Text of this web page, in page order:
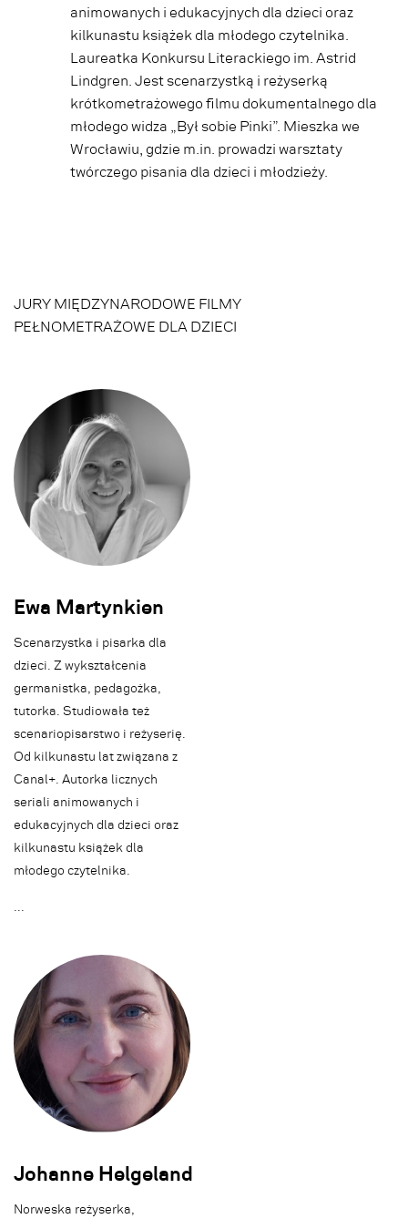
animowanych i edukacyjnych dla dzieci oraz
kilkunastu książek dla młodego czytelnika.
Laureatka Konkursu Literackiego im. Astrid
Lindgren. Jest scenarzystką i reżyserką
krótkometrażowego filmu dokumentalnego dla
młodego widza „Był sobie Pinki”. Mieszka we
Wrocławiu, gdzie m.in. prowadzi warsztaty
twórczego pisania dla dzieci i młodzieży.
JURY MIĘDZYNARODOWE FILMY
PEŁNOMETRAŻOWE DLA DZIECI
Ewa Martynkien
Scenarzystka i pisarka dla
dzieci. Z wykształcenia
germanistka, pedagożka,
tutorka. Studiowała też
scenariopisarstwo i reżyserię.
Od kilkunastu lat związana z
Canal+. Autorka licznych
seriali animowanych i
edukacyjnych dla dzieci oraz
kilkunastu książek dla
młodego czytelnika.
...
Johanne Helgeland
Norweska reżyserka,